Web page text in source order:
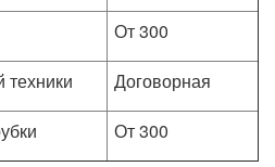
От 300
техники
Договорная
От 300